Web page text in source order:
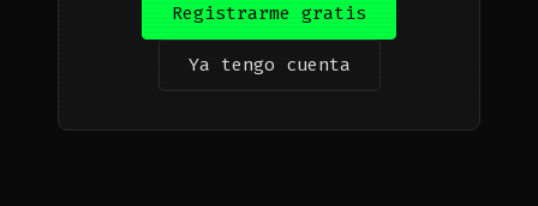
Registrarme gratis
Ya tengo cuenta